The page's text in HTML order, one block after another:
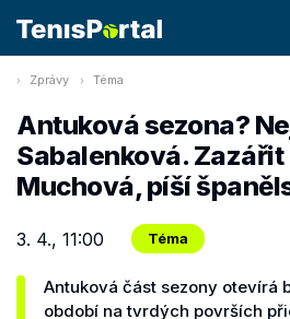
Zprávy Téma
Antuková sezona?
Sabalenková. Zazářit
Muchová, píší
3. 4., 11:00 Téma
Antuková část sezony otevírá
období na tvrdých površích